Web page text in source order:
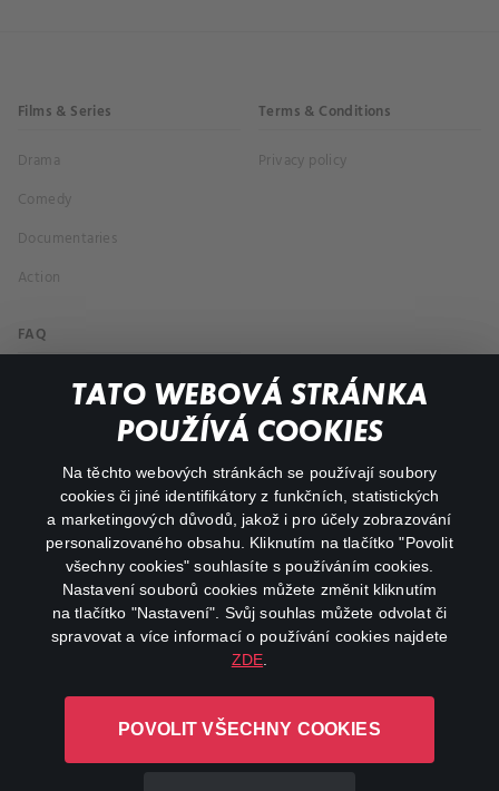
TATO WEBOVÁ STRÁNKA
POUŽÍVÁ COOKIES
Na těchto webových stránkách se používají soubory
cookies či jiné identifikátory z funkčních, statistických
a marketingových důvodů, jakož i pro účely zobrazování
personalizovaného obsahu. Kliknutím na tlačítko "Povolit
všechny cookies" souhlasíte s používáním cookies.
Nastavení souborů cookies můžete změnit kliknutím
na tlačítko "Nastavení". Svůj souhlas můžete odvolat či
spravovat a více informací o používání cookies najdete
ZDE
POVOLIT VŠECHNY COOKIES
Films & Series
Drama
Comedy
Documentaries
Action
Terms & Conditions
Privacy policy
FAQ
My profile
facebookinstagram
youtube
L-1246 Luxembourg R.C.S.